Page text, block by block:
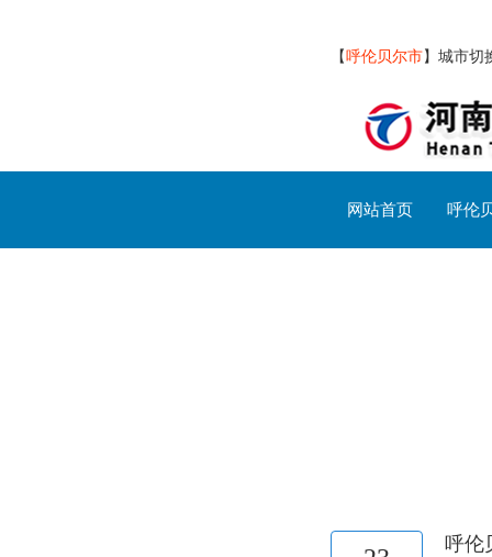
【呼伦贝尔市】 城市切
网站首页 呼伦
呼伦